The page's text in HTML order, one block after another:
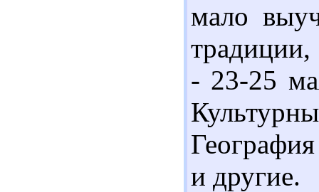
мало
- 23-25
и другие.